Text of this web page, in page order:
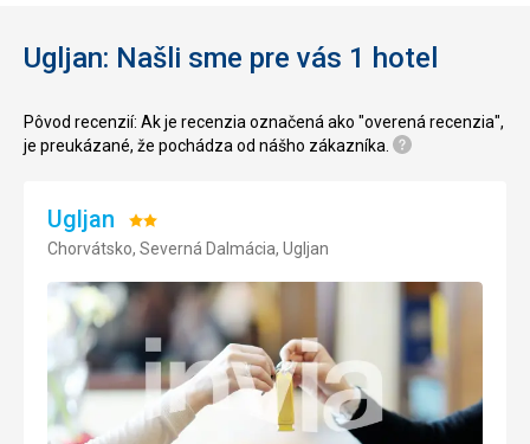
Ugljan: Našli sme pre vás 1 hotel
Pôvod recenzií: Ak je recenzia označená ako "overená recenzia",
je preukázané, že pochádza od nášho zákazníka.
Ugljan Hodnotenie:
2/5
Chorvátsko, Severná Dalmácia, Ugljan